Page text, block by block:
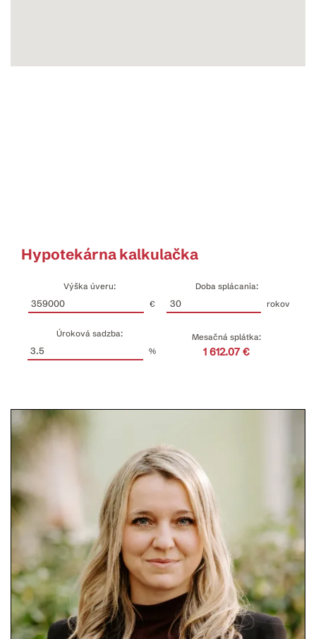
Hypotekárna kalkulačka
Výška úveru:
€
Doba splácania:
rokov
Úroková sadzba:
%
Mesačná splátka:
1 612.07 €